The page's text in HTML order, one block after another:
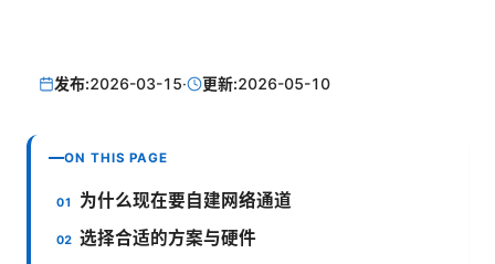
发布:2026-03-15· 更新:2026-05-10
ON THIS PAGE
为什么现在要自建网络通道
选择合适的方案与硬件